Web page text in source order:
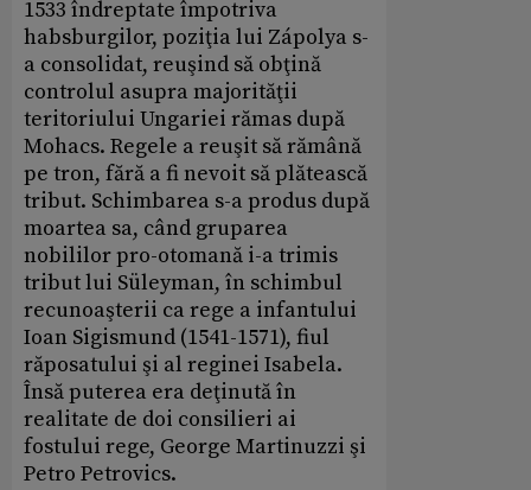
1533 îndreptate împotriva
habsburgilor, poziţia lui Zápolya s-
a consolidat, reuşind să obţină
controlul asupra majorităţii
teritoriului Ungariei rămas după
Mohacs. Regele a reuşit să rămână
pe tron, fără a fi nevoit să plătească
tribut. Schimbarea s-a produs după
moartea sa, când gruparea
nobililor pro-otomană i-a trimis
tribut lui Süleyman, în schimbul
recunoaşterii ca rege a infantului
Ioan Sigismund (1541-1571), fiul
răposatului şi al reginei Isabela.
Însă puterea era deţinută în
realitate de doi consilieri ai
fostului rege, George Martinuzzi şi
Petro Petrovics.